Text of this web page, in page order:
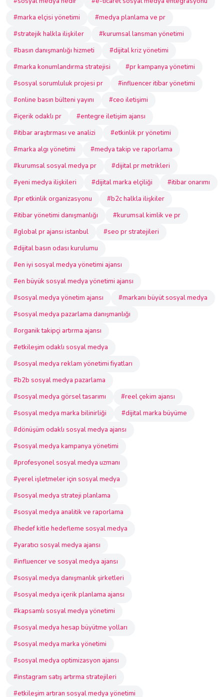
#marka elçisi yönetimi
#medya planlama ve pr
#stratejik halkla ilişkiler
#kurumsal lansman yönetimi
#basın danışmanlığı hizmeti
#dijital kriz yönetimi
#marka konumlandırma stratejisi
#pr kampanya yönetimi
#sosyal sorumluluk projesi pr
#influencer itibar yönetimi
#online basın bülteni yayını
#ceo iletişimi
#içerik odaklı pr
#entegre iletişim ajansı
#itibar araştırması ve analizi
#etkinlik pr yönetimi
#marka algı yönetimi
#medya takip ve raporlama
#kurumsal sosyal medya pr
#dijital pr metrikleri
#yeni medya ilişkileri
#dijital marka elçiliği
#itibar onarımı
#pr etkinlik organizasyonu
#b2c halkla ilişkiler
#itibar yönetimi danışmanlığı
#kurumsal kimlik ve pr
#global pr ajansı istanbul
#seo pr stratejileri
#dijital basın odası kurulumu
#en iyi sosyal medya yönetimi ajansı
#en büyük sosyal medya yönetimi ajansı
#sosyal medya yönetim ajansı
#markanı büyüt sosyal medya
#sosyal medya pazarlama danışmanlığı
#organik takipçi artırma ajansı
#etkileşim odaklı sosyal medya
#sosyal medya reklam yönetimi fiyatları
#b2b sosyal medya pazarlama
#sosyal medya görsel tasarımı
#reel çekim ajansı
#sosyal medya marka bilinirliği
#dijital marka büyüme
#dönüşüm odaklı sosyal medya ajansı
#sosyal medya kampanya yönetimi
#profesyonel sosyal medya uzmanı
#yerel işletmeler için sosyal medya
#sosyal medya strateji planlama
#sosyal medya analitik ve raporlama
#hedef kitle hedefleme sosyal medya
#yaratıcı sosyal medya ajansı
#influencer ve sosyal medya ajansı
#sosyal medya danışmanlık şirketleri
#sosyal medya içerik planlama ajansı
#kapsamlı sosyal medya yönetimi
#sosyal medya hesap büyütme yolları
#sosyal medya marka yönetimi
#sosyal medya optimizasyon ajansı
#instagram satış artırma stratejileri
#etkileşim artıran sosyal medya yönetimi